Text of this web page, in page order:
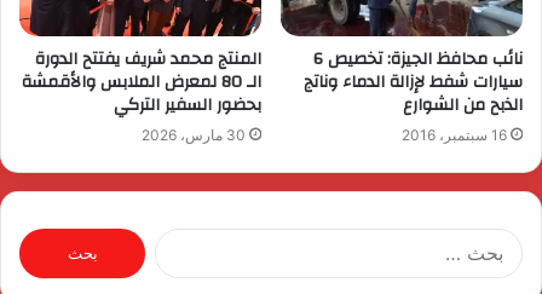
نائب محافظ الجيزة: تخصيص 6
سيارات شفط لإزالة الدماء وناتج
الذبح من الشوارع
16 سبتمبر، 2016
المنتج محمد شريف يفتتح الدورة
الـ 80 لمعرض الملابس والأقمشة
بحضور السفير التركي
30 مارس، 2026
البحث
عن: